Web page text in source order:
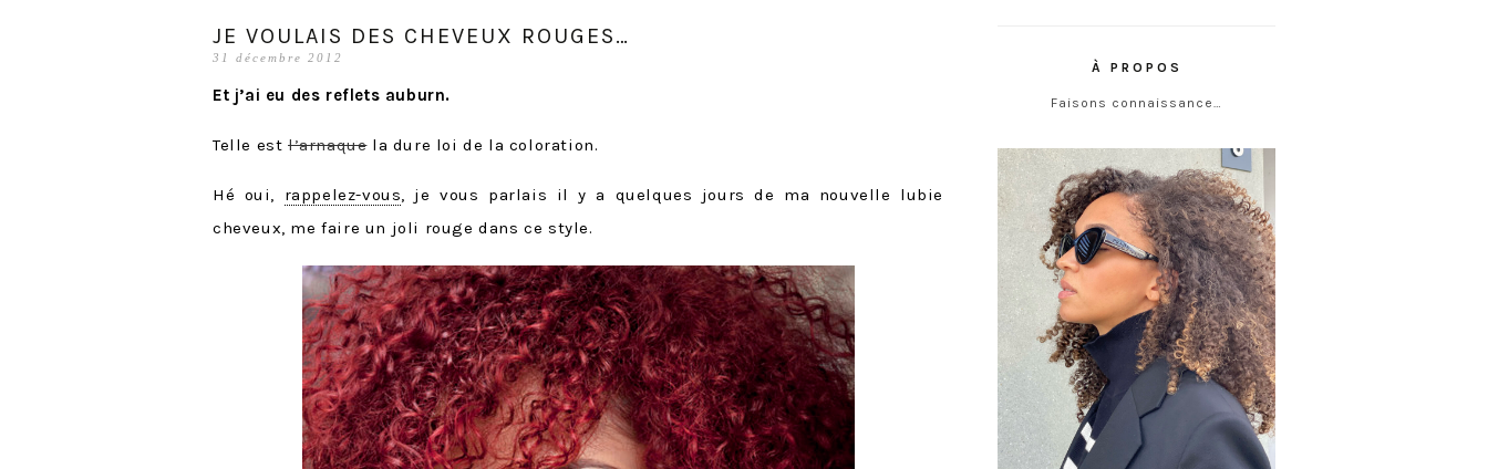
JE VOULAIS DES CHEVEUX ROUGES…
31 décembre 2012
Et j’ai eu des reflets auburn.
Telle est l’arnaquela dure loi de la coloration.
Hé oui, rappelez-vous, je vous parlais il y a quelques jours de ma nouvelle lubie
cheveux, me faire un joli rouge dans ce style.
À PROPOS
Faisons connaissance…